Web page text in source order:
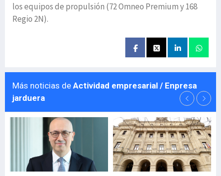
los equipos de propulsión (72 Omneo Premium y 168
Regio 2N).
Más noticias de Actividad empresarial / Enpresa
jarduera